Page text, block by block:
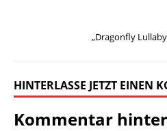
„Dragonfly
HINTERLASSE JETZT EINEN
Kommentar